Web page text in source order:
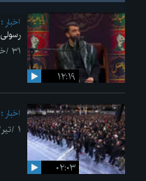
۱۲:۱۹
اخبار
رسولی
۳۱ /خرداد/ ۱۴۰۵
۰۲:۰۳
اخبار
۱ /تیر/ ۱۴۰۵